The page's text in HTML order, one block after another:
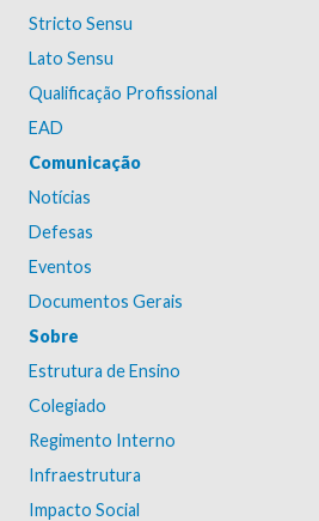
Stricto Sensu
Lato Sensu
Qualificação Profissional
EAD
Comunicação
Notícias
Defesas
Eventos
Documentos Gerais
Sobre
Estrutura de Ensino
Colegiado
Regimento Interno
Infraestrutura
Impacto Social